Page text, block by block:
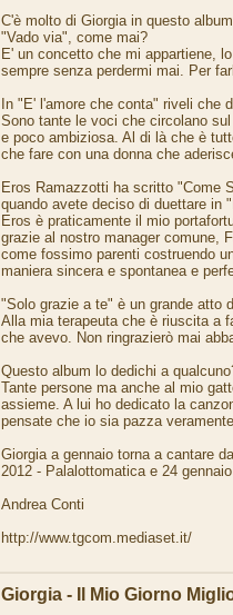
C'è molto di Giorgia in questo
"Vado via", come mai?
E' un concetto che mi appartiene,
sempre senza perdermi mai. Per
In "E' l'amore che conta" riveli che
Sono tante le voci che circolano
e poco ambiziosa. Al di là che è
che fare con una donna che
Eros Ramazzotti ha scritto "Come
quando avete deciso di duettare in
Eros è praticamente il mio
grazie al nostro manager comune,
come fossimo parenti costruendo
maniera sincera e spontanea e
"Solo grazie a te" è un grande atto
Alla mia terapeuta che è riuscita a
che avevo. Non ringrazierò mai
Questo album lo dedichi a
Tante persone ma anche al mio
assieme. A lui ho dedicato la
pensate che io sia pazza
Giorgia a gennaio torna a cantare
2012 - Palalottomatica e 24
Andrea Conti
http://www.tgcom.mediaset.it/
Giorgia - Il Mio Giorno